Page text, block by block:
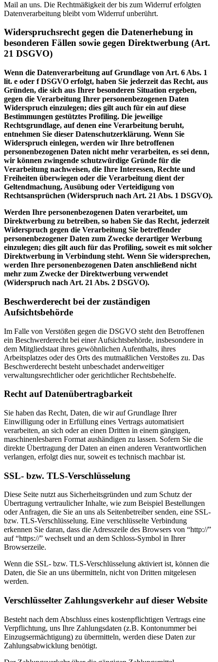
Mail an uns. Die Rechtmäßigkeit der bis zum Widerruf erfolgten
Datenverarbeitung bleibt vom Widerruf unberührt.
Widerspruchsrecht gegen die Datenerhebung in
besonderen Fällen sowie gegen Direktwerbung (Art.
21 DSGVO)
Wenn die Datenverarbeitung auf Grundlage von Art. 6 Abs. 1
lit. e oder f DSGVO erfolgt, haben Sie jederzeit das Recht, aus
Gründen, die sich aus Ihrer besonderen Situation ergeben,
gegen die Verarbeitung Ihrer personenbezogenen Daten
Widerspruch einzulegen; dies gilt auch für ein auf diese
Bestimmungen gestütztes Profiling. Die jeweilige
Rechtsgrundlage, auf denen eine Verarbeitung beruht,
entnehmen Sie dieser Datenschutzerklärung. Wenn Sie
Widerspruch einlegen, werden wir Ihre betroffenen
personenbezogenen Daten nicht mehr verarbeiten, es sei denn,
wir können zwingende schutzwürdige Gründe für die
Verarbeitung nachweisen, die Ihre Interessen, Rechte und
Freiheiten überwiegen oder die Verarbeitung dient der
Geltendmachung, Ausübung oder Verteidigung von
Rechtsansprüchen (Widerspruch nach Art. 21 Abs. 1 DSGVO).
Werden Ihre personenbezogenen Daten verarbeitet, um
Direktwerbung zu betreiben, so haben Sie das Recht, jederzeit
Widerspruch gegen die Verarbeitung Sie betreffender
personenbezogener Daten zum Zwecke derartiger Werbung
einzulegen; dies gilt auch für das Profiling, soweit es mit solcher
Direktwerbung in Verbindung steht. Wenn Sie widersprechen,
werden Ihre personenbezogenen Daten anschließend nicht
mehr zum Zwecke der Direktwerbung verwendet
(Widerspruch nach Art. 21 Abs. 2 DSGVO).
Beschwerderecht bei der zuständigen
Aufsichtsbehörde
Im Falle von Verstößen gegen die DSGVO steht den Betroffenen
ein Beschwerderecht bei einer Aufsichtsbehörde, insbesondere in
dem Mitgliedstaat ihres gewöhnlichen Aufenthalts, ihres
Arbeitsplatzes oder des Orts des mutmaßlichen Verstoßes zu. Das
Beschwerderecht besteht unbeschadet anderweitiger
verwaltungsrechtlicher oder gerichtlicher Rechtsbehelfe.
Recht auf Datenübertragbarkeit
Sie haben das Recht, Daten, die wir auf Grundlage Ihrer
Einwilligung oder in Erfüllung eines Vertrags automatisiert
verarbeiten, an sich oder an einen Dritten in einem gängigen,
maschinenlesbaren Format aushändigen zu lassen. Sofern Sie die
direkte Übertragung der Daten an einen anderen Verantwortlichen
verlangen, erfolgt dies nur, soweit es technisch machbar ist.
SSL- bzw. TLS-Verschlüsselung
Diese Seite nutzt aus Sicherheitsgründen und zum Schutz der
Übertragung vertraulicher Inhalte, wie zum Beispiel Bestellungen
oder Anfragen, die Sie an uns als Seitenbetreiber senden, eine SSL-
bzw. TLS-Verschlüsselung. Eine verschlüsselte Verbindung
erkennen Sie daran, dass die Adresszeile des Browsers von “http://”
auf “https://” wechselt und an dem Schloss-Symbol in Ihrer
Browserzeile.
Wenn die SSL- bzw. TLS-Verschlüsselung aktiviert ist, können die
Daten, die Sie an uns übermitteln, nicht von Dritten mitgelesen
werden.
Verschlüsselter Zahlungsverkehr auf dieser Website
Besteht nach dem Abschluss eines kostenpflichtigen Vertrags eine
Verpflichtung, uns Ihre Zahlungsdaten (z.B. Kontonummer bei
Einzugsermächtigung) zu übermitteln, werden diese Daten zur
Zahlungsabwicklung benötigt.